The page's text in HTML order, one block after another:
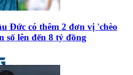
Đức có thêm 2 đơn vị 'chèo
số lên đến 8 tỷ đồng